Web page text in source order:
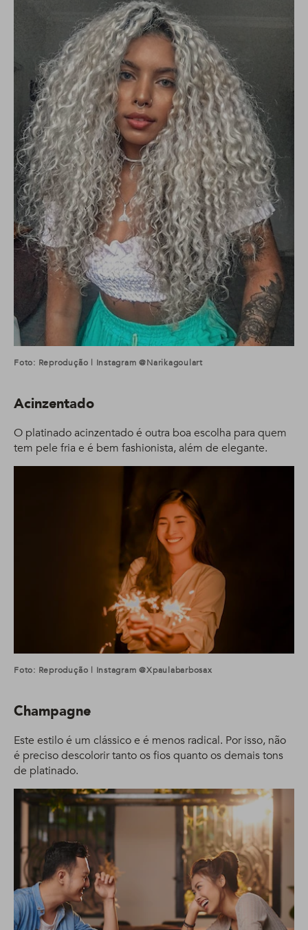
Foto: Reprodução | Instagram @narikagoulart
Acinzentado
O platinado acinzentado é outra boa escolha para quem
tem pele fria e é bem fashionista, além de elegante.
Foto: Reprodução | Instagram @xpaulabarbosax
Champagne
Este estilo é um clássico e é menos radical. Por isso, não
é preciso descolorir tanto os fios quanto os demais tons
de platinado.